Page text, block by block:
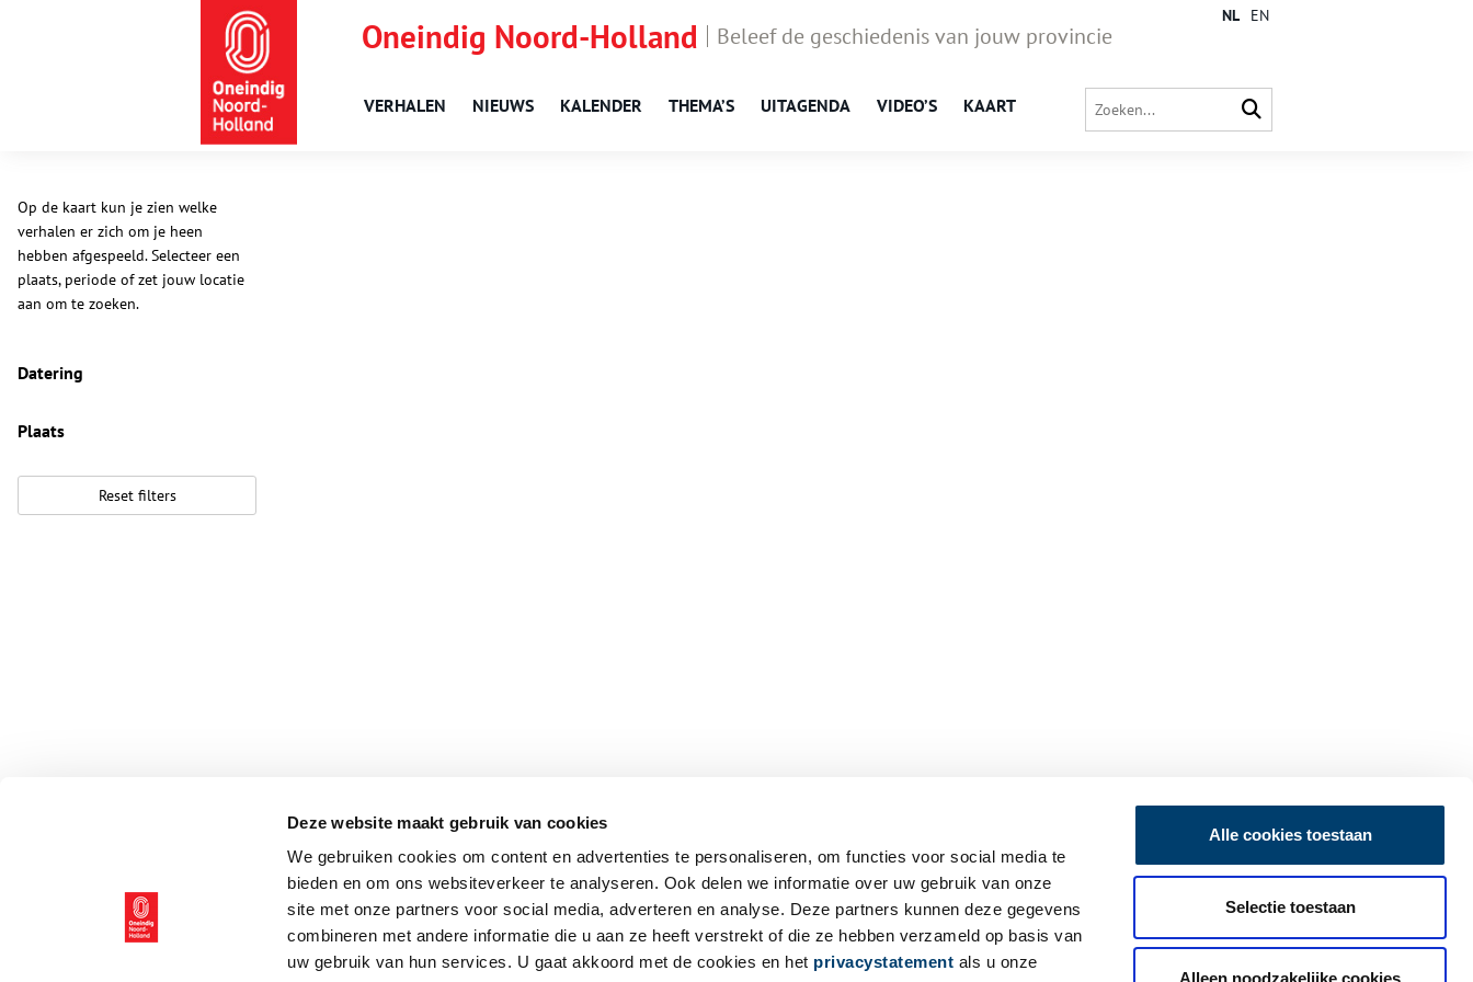
Deze website maakt gebruik van cookies
We gebruiken cookies om content en advertenties te personaliseren, om functies voor social media te
bieden en om ons websiteverkeer te analyseren. Ook delen we informatie over uw gebruik van onze
site met onze partners voor social media, adverteren en analyse. Deze partners kunnen deze gegevens
combineren met andere informatie die u aan ze heeft verstrekt of die ze hebben verzameld op basis van
uw gebruik van hun services. U gaat akkoord met de cookies en het privacystatement als u onze
Alle cookies toestaan
Selectie toestaan
Alleen noodzakelijke cookies
Oneindig Noord-Holland Beleef de geschiedenis van jouw provincie
VERHALEN NIEUWS KALENDER THEMA’S UITAGENDA VIDEO’S KAART
NL EN
Op de kaart kun je zien welke
verhalen er zich om je heen
hebben afgespeeld. Selecteer een
plaats, periode of zet jouw locatie
aan om te zoeken.
Datering
Plaats
Reset filters